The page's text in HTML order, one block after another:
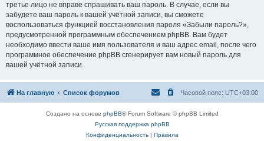
третье лицо не вправе спрашивать ваш пароль. В случае, если вы
забудете ваш пароль к вашей учётной записи, вы сможете
воспользоваться функцией восстановления пароля «Забыли пароль?»,
предусмотренной программным обеспечением phpBB. Вам будет
необходимо ввести ваше имя пользователя и ваш адрес email, после чего
программное обеспечение phpBB сгенерирует вам новый пароль для
вашей учётной записи.
На главную Список форумов Часовой пояс: UTC+03:00
Создано на основе phpBB® Forum Software © phpBB Limited
Русская поддержка phpBB
Конфиденциальность| Правила